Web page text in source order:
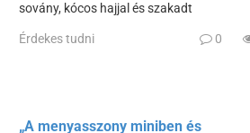
sovány, kócos hajjal és szakadt
Érdekes tudni 0
„A menyasszony miniben és